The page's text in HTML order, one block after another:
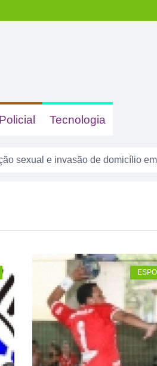
Policial Tecnologia
domingo em jogo com cara de
acaba detido em Rio Verde
mais rápido que suas próprias
no Setor Gameleira
prende suspeito em flagrante em
a Terceira Divisão do Goiano